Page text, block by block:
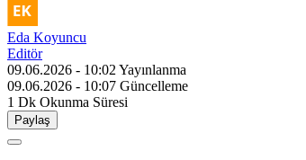
Eda Koyuncu
Editör
09.06.2026 - 10:02 Yayınlanma
09.06.2026 - 10:07 Güncelleme
1 Dk Okunma Süresi
Paylaş